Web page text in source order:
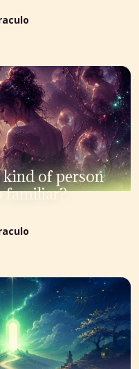
kind of person
familiar?